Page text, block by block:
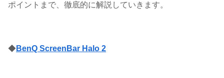
ポイントまで、徹底的に解説していきます。
◆BenQ ScreenBar Halo 2